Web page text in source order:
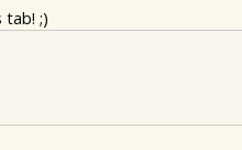
tab! ;)